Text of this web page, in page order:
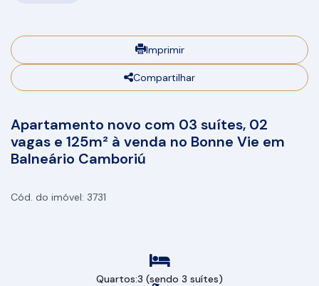
Imprimir
Compartilhar
Apartamento novo com 03 suítes, 02
vagas e 125m² à venda no Bonne Vie em
Balneário Camboriú
3731
Quartos:3 (sendo 3 suítes)